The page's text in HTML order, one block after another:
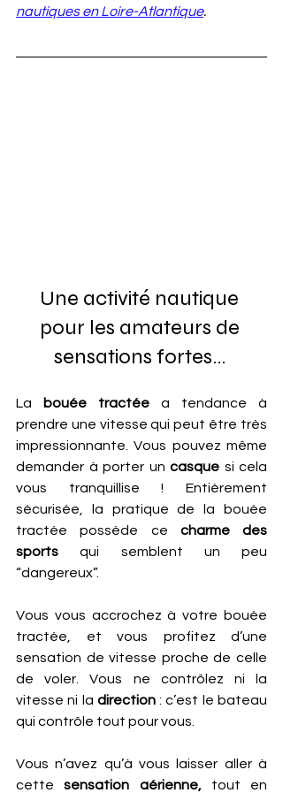
nautiques en Loire-Atlantique.
Une activité nautique
pour les amateurs de
sensations fortes…
La bouée tractée a tendance à
prendre une vitesse qui peut être très
impressionnante. Vous pouvez même
demander à porter un casque si cela
vous tranquillise ! Entièrement
sécurisée, la pratique de la bouée
tractée possède ce charme des
sports qui semblent un peu
“dangereux”.
Vous vous accrochez à votre bouée
tractée, et vous profitez d’une
sensation de vitesse proche de celle
de voler. Vous ne contrôlez ni la
vitesse ni la direction : c’est le bateau
qui contrôle tout pour vous.
Vous n’avez qu’à vous laisser aller à
cette sensation aérienne, tout en